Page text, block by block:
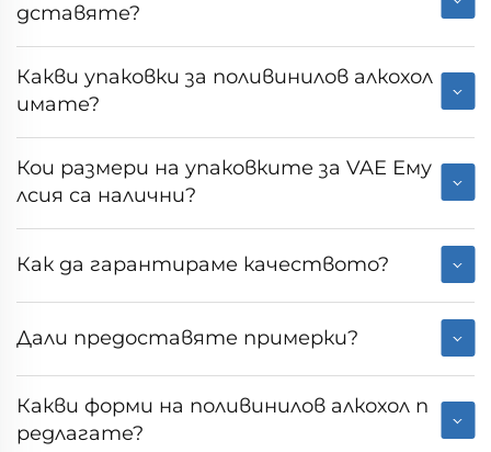
дставяте?
Какви упаковки за поливинилов алкохол
имате?
Кои размери на упаковките за VAE Ему
лсия са налични?
Как да гарантираме качеството?
Дали предоставяте примерки?
Какви форми на поливинилов алкохол п
редлагате?